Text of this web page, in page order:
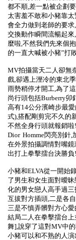
都不順,差一點被企劃
太害羞不敢和小豬靠
會全力做到老師的要
交換動作瞬間流暢起
麼啦,不然我們先來個
的一直大喊被小豬”打
MV拍攝當天二人卻無
戲,卻遇上溼冷的東北
雨勢稍停才開工,為了
尚行頭包括Burberry卯
高有14公分濱崎步最
式),搭配剛剪完不久的
不然全身行頭就報銷
Dior Homme閃亮別針,
在外景拍攝調情對嘴
出打上拳擊擂台決勝負!
小豬和ELVA從一開始
了男生和女生面對曖
化的男女戀人高手過
互拔對方插頭,二是各
三是不慎弄髒對方心
結局二人在拳擊擂台
舞],說穿了這對MV中
小豬可以和不熟的人